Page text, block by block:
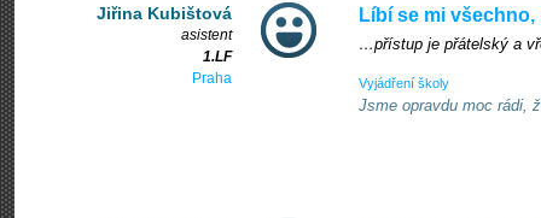
Jiřina Kubištová
asistent
1.LF
Praha
Líbí se mi
…přístup je přátelský a
Vyjádření školy
Jsme opravdu moc rádi,